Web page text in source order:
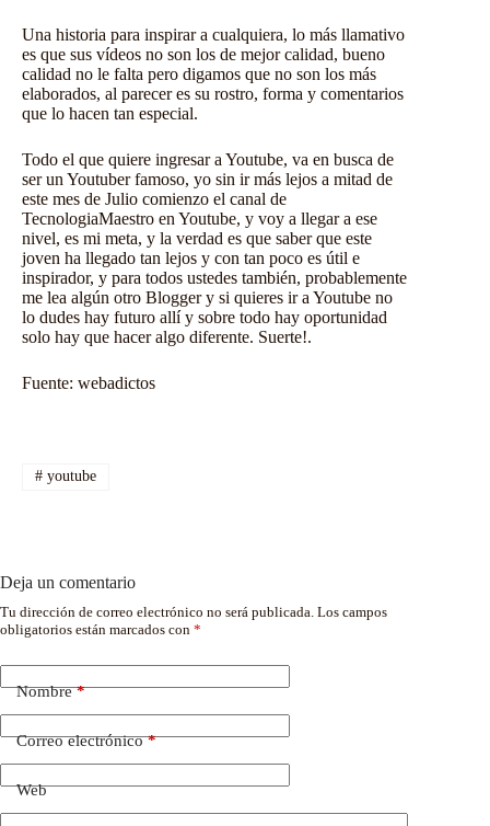
Una historia para inspirar a cualquiera, lo más llamativo
es que sus vídeos no son los de mejor calidad, bueno
calidad no le falta pero digamos que no son los más
elaborados, al parecer es su rostro, forma y comentarios
que lo hacen tan especial.
Todo el que quiere ingresar a Youtube, va en busca de
ser un Youtuber famoso, yo sin ir más lejos a mitad de
este mes de Julio comienzo el canal de
TecnologiaMaestro en Youtube, y voy a llegar a ese
nivel, es mi meta, y la verdad es que saber que este
joven ha llegado tan lejos y con tan poco es útil e
inspirador, y para todos ustedes también, probablemente
me lea algún otro Blogger y si quieres ir a Youtube no
lo dudes hay futuro allí y sobre todo hay oportunidad
solo hay que hacer algo diferente. Suerte!.
Fuente: webadictos
#youtube
Deja un comentario
Tu dirección de correo electrónico no será publicada. Los campos
obligatorios están marcados con *
Nombre*
Correo electrónico*
Web